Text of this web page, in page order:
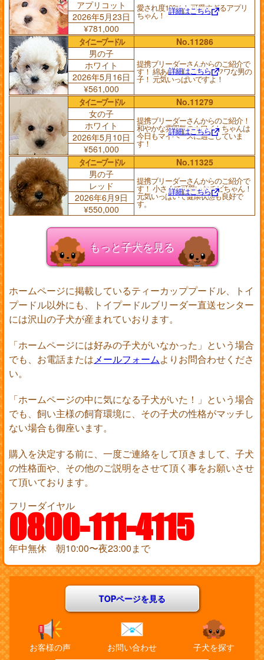
愛され度100%！ 可愛すぎるアプリ
ちゃん！ 詳細はこちら
アプリコット
2026年5月23日
¥781,000
タイニープードル
No.11286
男の子
提携ブリーダーさんからのご紹介で
す！ 綿あめみたいにフワフワな男の
子！ 元気いっぱいですよ！
詳細はこちら
ホワイト
2026年5月16日
¥561,000
タイニープードル
No.11279
女の子
提携ブリーダーさんからのご紹介！
和やかな雰囲気のホワイトちゃんは
今日もマイペースに過ごしていま
す！
詳細はこちら
ホワイト
2026年5月10日
¥561,000
タイニープードル
No.11325
男の子
提携ブリーダーさんからのご紹介で
す！ 小さくて可愛いおチビちゃん！
元気いっぱいで健康状態も良好で
す。
詳細はこちら
レッド
2026年6月9日
¥550,000
もっと子犬を見る
ホームページに掲載しているティーカッププードル、トイ
プードル以外にも、トイプードルブリーダー直送センター
には沢山の子犬が産まれていおります。
「ホームページには好みの子犬がいなかった」という場合
でも、お電話またはメールフォームよりお問合わせくださ
い。
「ホームページの中に気になる子犬がいた！」という場合
でも、飼い主様の飼育環境に、その子犬の性格がマッチし
ない場合も御座います。
購入を決定する前に、一度ご連絡をして頂きまして、子犬
の性格面や、その他のご説明をさせて頂く事をお願いさせ
て頂いております。
フリーダイヤル
0800-111-4115
年中無休 朝10:00〜夜23:00まで
TOPページを見る
お客様の声 お問い合わせ 子犬を探す